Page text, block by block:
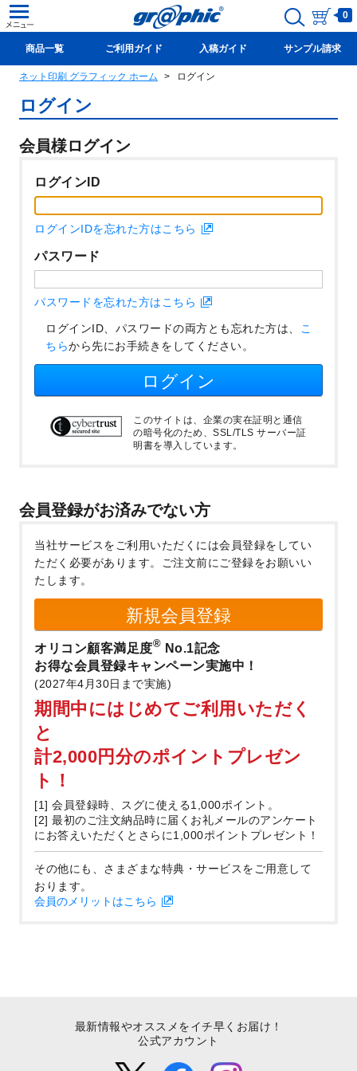
0
商品一覧 ご利用ガイド 入稿ガイド サンプル請求
新規会員登録(無料)
ネット印刷 グラフィック ホーム ログイン
ログイン
会員様ログイン
ログインID
ログインIDを忘れた方はこちら
パスワード
パスワードを忘れた方はこちら
ログインID、パスワードの両方とも忘れた方は、 こ
ちらから先にお手続きをしてください。
ログイン
このサイトは、企業の実在証明と通信
の暗号化のため、SSL/TLS サーバー証
明書を導入しています。
会員登録がお済みでない方
当社サービスをご利用いただくには会員登録をしてい
ただく必要があります。
ご注文前にご登録をお願いい
たします。
新規会員登録
オリコン顧客満足度® No.1記念
お得な会員登録キャンペーン実施中！
(2027年4月30日まで実施)
期間中にはじめてご利用いただく
と
計2,000円分のポイントプレゼン
ト！
[1] 会員登録時、スグに使える1,000ポイント。
[2] 最初のご注文納品時に届くお礼メールのアンケート
にお答えいただくとさらに1,000ポイントプレゼント！
その他にも、さまざまな特典・サービスをご用意して
おります。
会員のメリットはこちら
最新情報やオススメをイチ早くお届け！
公式アカウント